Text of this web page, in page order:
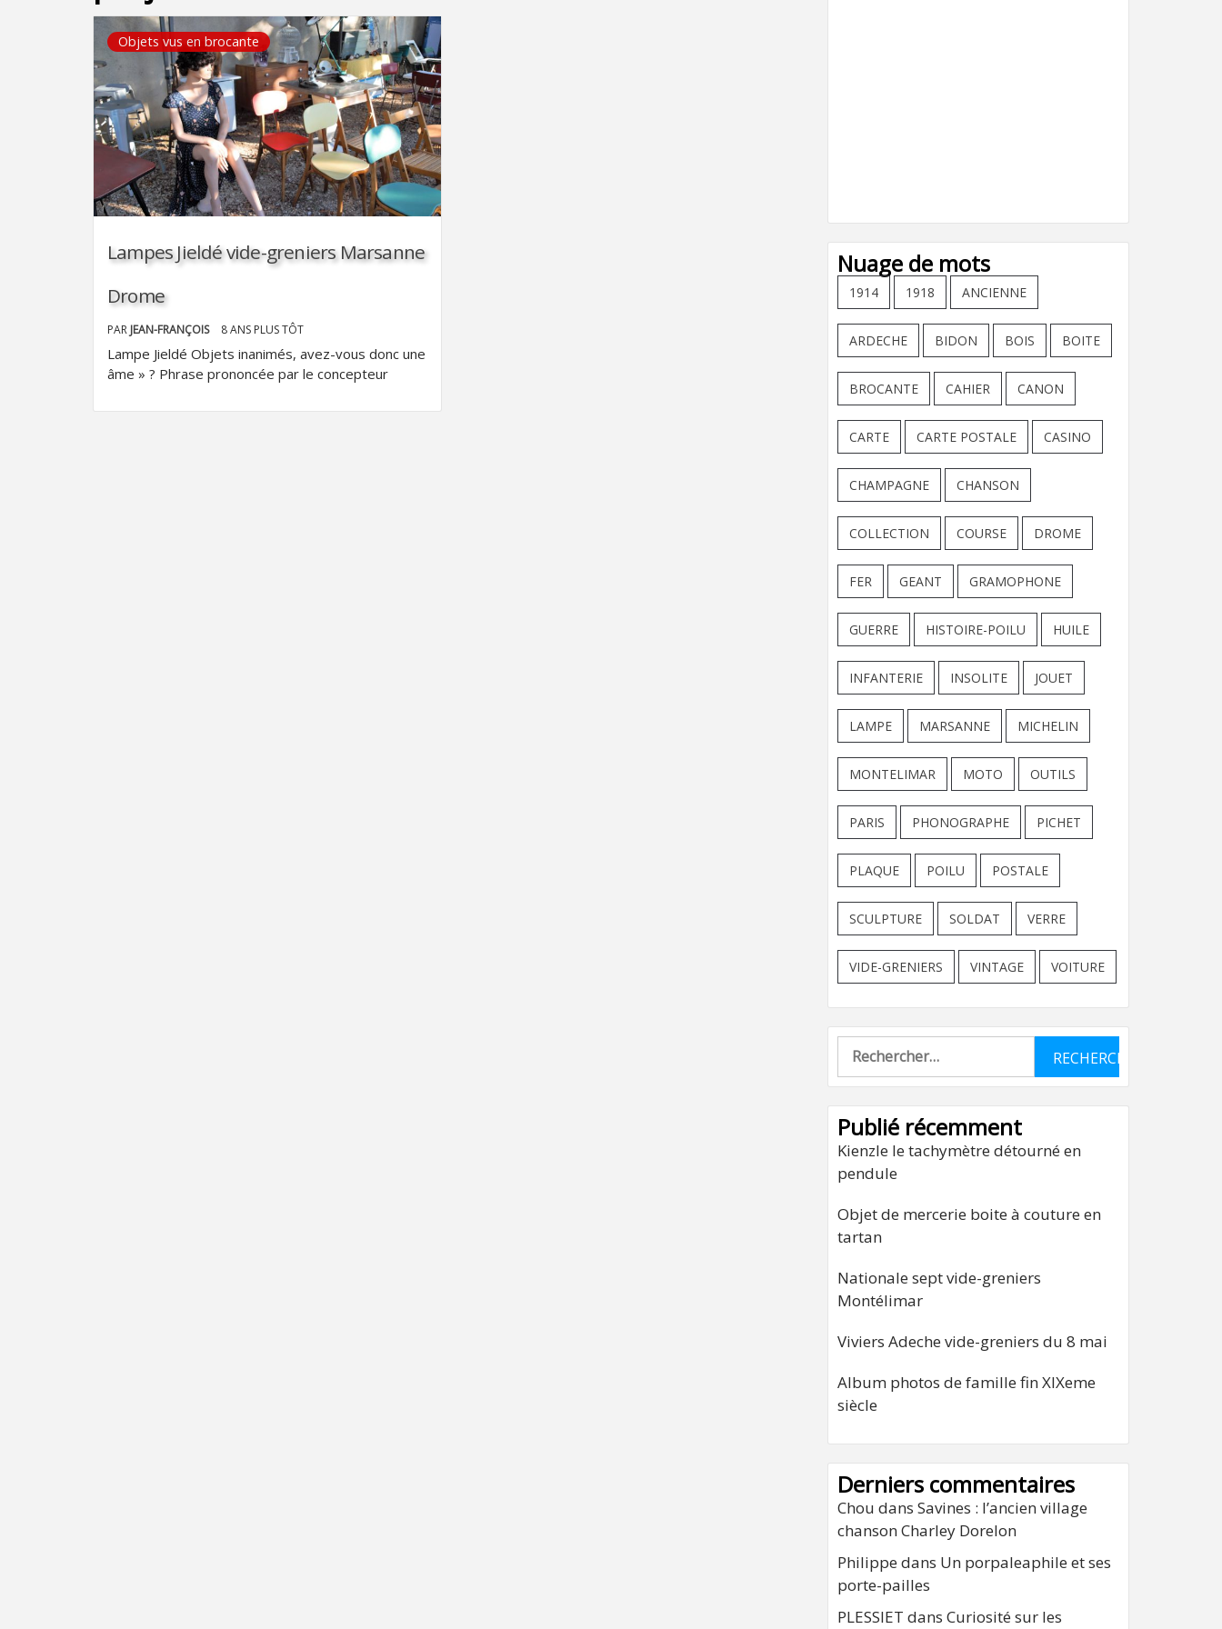
Objets vus en brocante
Lampes Jieldé vide-greniers Marsanne
Drome
PAR JEAN-FRANÇOIS 8 ANS PLUS TÔT
Lampe Jieldé Objets inanimés, avez-vous donc une
âme » ? Phrase prononcée par le concepteur
Nuage de mots
1914 1918 ANCIENNE
ARDECHE BIDON BOIS BOITE
BROCANTE CAHIER CANON
CARTE CARTE POSTALE CASINO
CHAMPAGNE CHANSON
COLLECTION COURSE DROME
FER GEANT GRAMOPHONE
GUERRE HISTOIRE-POILU HUILE
INFANTERIE INSOLITE JOUET
LAMPE MARSANNE MICHELIN
MONTELIMAR MOTO OUTILS
PARIS PHONOGRAPHE PICHET
PLAQUE POILU POSTALE
SCULPTURE SOLDAT VERRE
VIDE-GRENIERS VINTAGE VOITURE
Rechercher :
Publié récemment
Kienzle le tachymètre détourné en
pendule
Objet de mercerie boite à couture en
tartan
Nationale sept vide-greniers
Montélimar
Viviers Adeche vide-greniers du 8 mai
Album photos de famille fin XIXeme
siècle
Derniers commentaires
Chou dans Savines : l’ancien village
chanson Charley Dorelon
Philippe dans Un porpaleaphile et ses
porte-pailles
PLESSIET dans Curiosité sur les